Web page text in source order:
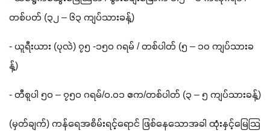
တစ်ပတ် (၃၂ – ၆၃ ကျပ်သားခန့်)
- ယူရီးယား (ပုလဲ) ၇၅ -၁၅၀ ဂရမ် / တစ်ပါတ် (၅ – ၁၀ ကျပ်သားခ
န့်)
- တီစူပါ ၅၀ – ၇၅၀ ဂရမ်/၀.၀၁ ဧက/တစ်ပါတ် (၃ – ၅ ကျပ်သားခန့်)
(မှတ်ချက်) ကန်ရေအစိမ်းရင့်ရောင် ဖြစ်နေသောအခါ ထုံးနှင့်မြေသြ